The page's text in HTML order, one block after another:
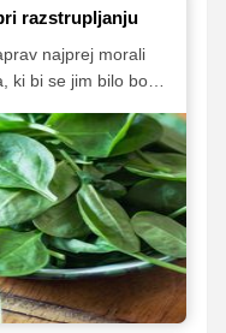
razstrupljanju
najprej morali
ki bi se jim bilo bolje
maščobe ...
Karla Klander.
mleka in mlečnih
bi morali vključiti v